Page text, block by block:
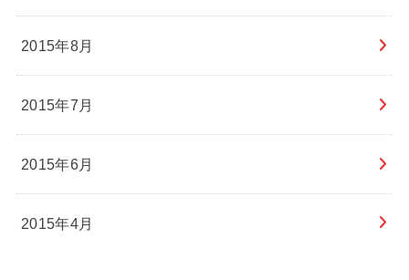
2015年8月
2015年7月
2015年6月
2015年4月